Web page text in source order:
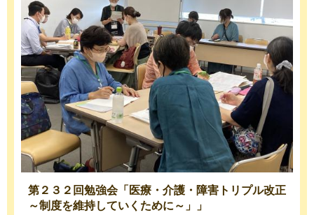
第２３２回勉強会「医療・介護・障害トリプル改正
～制度を維持していくために～」」